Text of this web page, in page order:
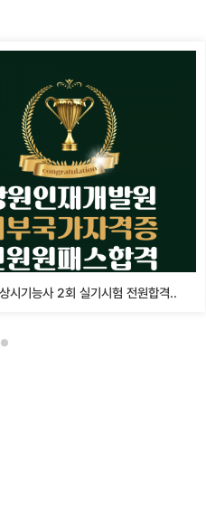
시기능사 2회 실기시험 전원합격..